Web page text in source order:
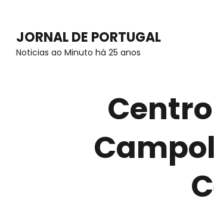
content
JORNAL DE PORTUGAL
Noticias ao Minuto há 25 anos